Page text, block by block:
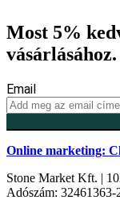
Most 5%
vásárlásához.
Email
Online marketing:
Stone Market Kft. |
Adószám: 32461363-